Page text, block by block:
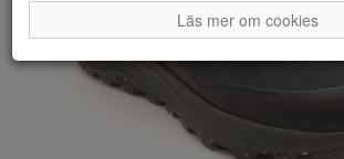
Läs mer om cookies